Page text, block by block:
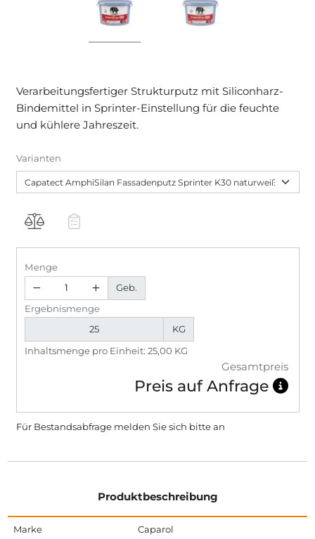
Verarbeitungsfertiger Strukturputz mit Siliconharz-
Bindemittel in Sprinter-Einstellung für die feuchte
und kühlere Jahreszeit.
Varianten
Menge
Geb.
Ergebnismenge
KG
Inhaltsmenge pro Einheit: 25,00 KG
Gesamtpreis
Preis auf Anfrage
Für Bestandsabfrage melden Sie sich bittean
Produktbeschreibung
Marke Caparol